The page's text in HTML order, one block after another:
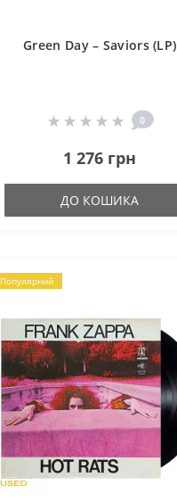
Green Day – Saviors (LP)
0
1 276 грн
ДО КОШИКА
Популярний